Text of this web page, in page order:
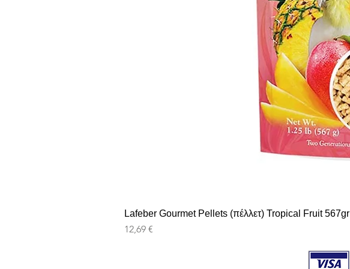
Lafeber Gourmet Pellets (πέλλετ) Tropical Fruit 567gr
Prix
12,69 €